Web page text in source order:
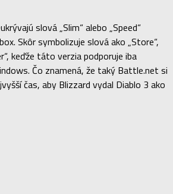
slová „Slim“ alebo „Speed“
Skôr symbolizuje slová ako „Store“,
keďže táto verzia podporuje iba
Čo znamená, že taký Battle.net si
čas, aby Blizzard vydal Diablo 3 ako